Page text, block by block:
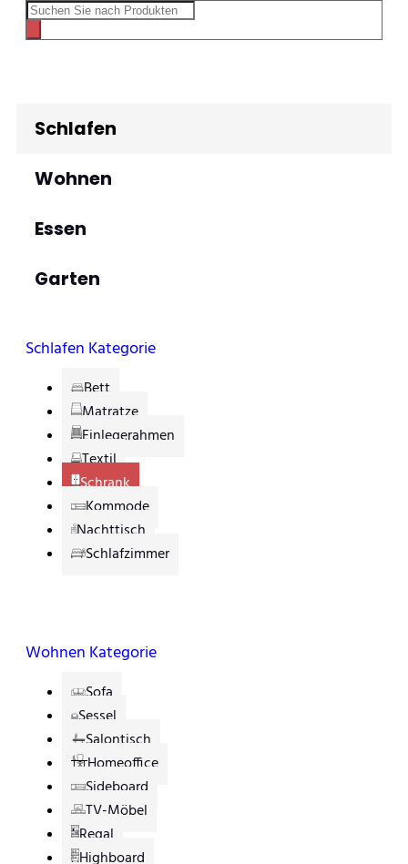
Schlafen
Wohnen
Essen
Garten
Schlafen Kategorie
Bett
Matratze
Einlegerahmen
Textil
Schrank
Kommode
Nachttisch
Schlafzimmer
Wohnen Kategorie
Sofa
Sessel
Salontisch
Homeoffice
Sideboard
TV-Möbel
Regal
Highboard